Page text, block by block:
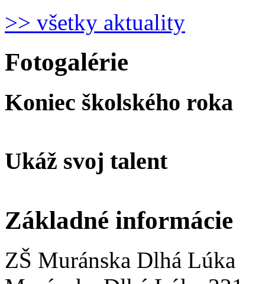
>> všetky aktuality
Fotogalérie
Koniec školského roka
Ukáž svoj talent
Základné informácie
ZŠ Muránska Dlhá Lúka